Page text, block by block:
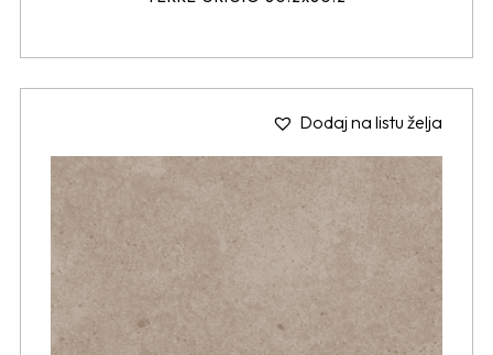
Dodaj na listu želja